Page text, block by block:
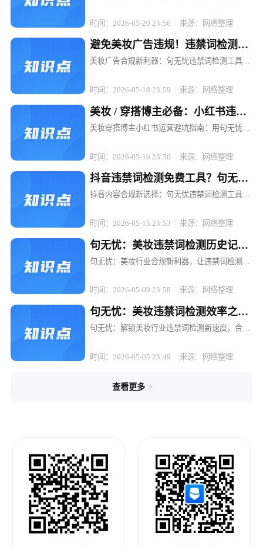
望通过优质内容吸引粉丝、提升转化。然而，违
禁词的存在却像一颗颗隐形的地雷...
时间：2026-05-20 23:56 来源：网络整理
避免美妆广告违规！违禁词检测工
具句无忧强烈推荐
美妆广告合规新利器：句无忧违禁词检测工具，
放已成为品牌推广的重要手段。然而，随着广告
法的日益严格和各平台规则的不断更新，美妆广
告中的违禁词问题成了众多品牌和...
时间：2026-05-18 23:59 来源：网络整理
美妆 / 穿搭博主必备：小红书违禁
词检测工具句无忧
美妆穿搭博主小红书运营避坑指南：用句无忧搞
能因"美白神器"被平台下架。对于依赖内容输出
的美妆穿搭博主而言，违禁词...
时间：2026-05-16 23:50 来源：网络整理
抖音违禁词检测免费工具？句无忧
满足合规需求
抖音内容合规新选择：句无忧违禁词检测工具，
发展的当下，内容创作者和电商运营者们面临着
前所未有的机遇，但同时也遭遇着诸多合规挑
战。账号限流、封号、广告罚款等问...
时间：2026-05-15 23:53 来源：网络整理
句无忧：美妆违禁词检测历史记录
可追溯，复盘更轻松
句无忧：美妆行业合规新利器，让违禁词检测与
中，美妆品牌与博主们正享受着流量红利，却也
面临着前所未有的合规挑战。一条精心策划的短
视频，可能因一句不经意的违禁词而...
时间：2026-05-09 23:58 来源：网络整理
句无忧：美妆违禁词检测效率之
王，几秒出合规报告
句无忧：解锁美妆行业违禁词检测新速度，合规
中，合规性始终是悬在头顶的达摩克利斯之剑。
一句不当的宣传语，一个敏感的词汇，就可能让
时间：2026-05-05 23:49 来源：网络整理
查看更多 >